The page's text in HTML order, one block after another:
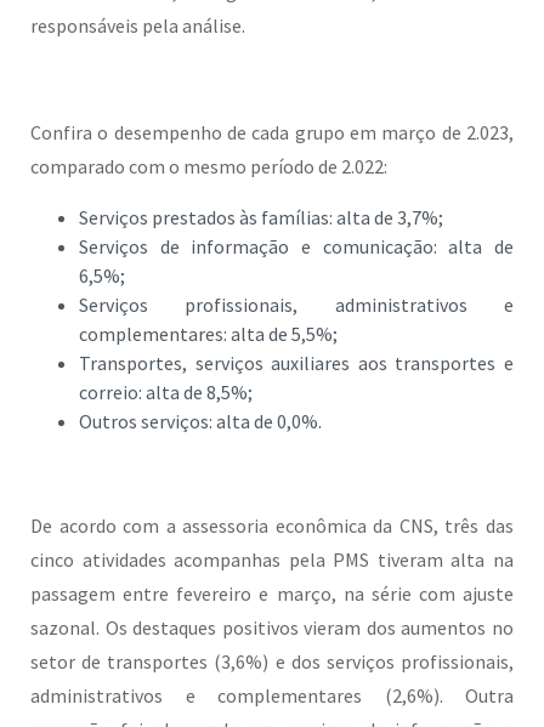
responsáveis pela análise.
Confira o desempenho de cada grupo em março de 2.023,
comparado com o mesmo período de 2.022:
Serviços prestados às famílias: alta de 3,7%;
Serviços de informação e comunicação: alta de
6,5%;
Serviços profissionais, administrativos e
complementares: alta de 5,5%;
Transportes, serviços auxiliares aos transportes e
correio: alta de 8,5%;
Outros serviços: alta de 0,0%.
De acordo com a assessoria econômica da CNS, três das
cinco atividades acompanhas pela PMS tiveram alta na
passagem entre fevereiro e março, na série com ajuste
sazonal. Os destaques positivos vieram dos aumentos no
setor de transportes (3,6%) e dos serviços profissionais,
administrativos e complementares (2,6%). Outra